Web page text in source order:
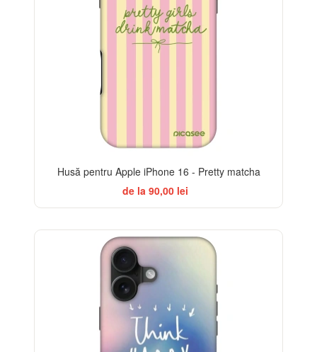
Husă pentru Apple iPhone 16 - Pretty matcha
de la 90,00 lei